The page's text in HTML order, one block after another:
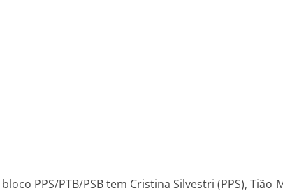
PPS/PTB/PSB tem Cristina Silvestri (PPS), Tião